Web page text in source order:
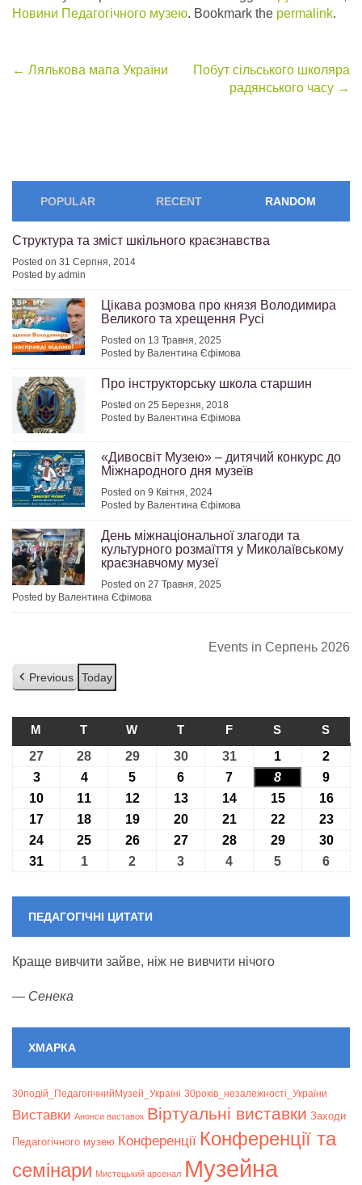
Новини Педагогічного музею. Bookmark the permalink.
Post
← Лялькова мапа України
Побут сільського школяра
радянського часу →
POPULAR RECENT RANDOM
Структура та зміст шкільного краєзнавства
Posted on 31 Серпня, 2014
Posted by admin
Цікава розмова про князя Володимира
Великого та хрещення Русі
Posted on 13 Травня, 2025
Posted by Валентина Єфімова
Про інструкторську школа старшин
Posted on 25 Березня, 2018
Posted by Валентина Єфімова
«Дивосвіт Музею» – дитячий конкурс до
Міжнародного дня музеїв
Posted on 9 Квітня, 2024
Posted by Валентина Єфімова
День міжнаціональної злагоди та
культурного розмаїття у Миколаївському
краєзнавчому музеї
Posted on 27 Травня, 2025
Posted by Валентина Єфімова
Events in Серпень 2026
Previous Today
M ПОНЕДІЛОК
T ВІВТОРОК
W СЕРЕДА
TЧЕТВЕР
FП’ЯТНИЦЯ
S СУБОТА
S
27 27.07.2026
28 28.07.2026
2929.07.2026
3030.07.2026
3131.07.2026
1 01.08.2026
2
303.08.2026
404.08.2026
5 05.08.2026
6 06.08.2026
7 07.08.2026
8 08.08.2026
9
10 10.08.2026
11 11.08.2026
1212.08.2026
1313.08.2026
1414.08.2026
1515.08.2026
16
17 17.08.2026
18 18.08.2026
1919.08.2026
2020.08.2026
2121.08.2026
2222.08.2026
23
24 24.08.2026
25 25.08.2026
2626.08.2026
2727.08.2026
2828.08.2026
2929.08.2026
30
31 31.08.2026
101.09.2026
2 02.09.2026
3 03.09.2026
4 04.09.2026
5 05.09.2026
6
ПЕДАГОГІЧНІ ЦИТАТИ
Краще вивчити зайве, ніж не вивчити нічого
— Сенека
ХМАРКА
30подій_ПедагогічнийМузей_Україні 30років_незалежності_України
Bиставки Анонси виставок Віртуальні виставки Заходи
Педагогічного музею Конференції Конференції та
семінари Мистецький арсенал Музейна